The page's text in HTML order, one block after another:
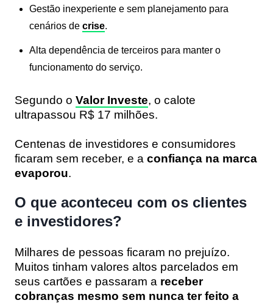
Gestão inexperiente e sem planejamento para
cenários de crise.
Alta dependência de terceiros para manter o
funcionamento do serviço.
Segundo o Valor Investe, o calote
ultrapassou R$ 17 milhões.
Centenas de investidores e consumidores
ficaram sem receber, e a confiança na marca
evaporou.
O que aconteceu com os clientes
e investidores?
Milhares de pessoas ficaram no prejuízo.
Muitos tinham valores altos parcelados em
seus cartões e passaram a receber
cobranças mesmo sem nunca ter feito a